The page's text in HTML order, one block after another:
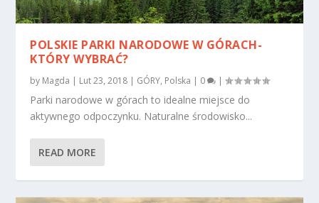
POLSKIE PARKI NARODOWE W GÓRACH-
KTÓRY WYBRAĆ?
by Magda | Lut 23, 2018 | GÓRY, Polska | 0 |
Parki narodowe w górach to idealne miejsce do
aktywnego odpoczynku. Naturalne środowisko...
READ MORE